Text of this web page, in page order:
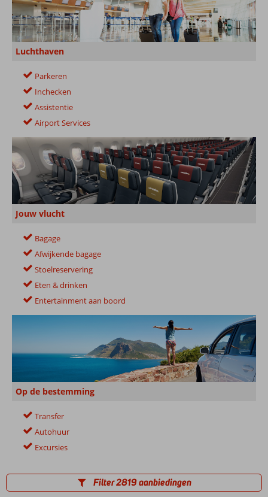
Luchthaven
Parkeren
Inchecken
Assistentie
Airport Services
Jouw vlucht
Bagage
Afwijkende bagage
Stoelreservering
Eten & drinken
Entertainment aan boord
Op de bestemming
Transfer
Autohuur
Excursies
Filter 2819 aanbiedingen